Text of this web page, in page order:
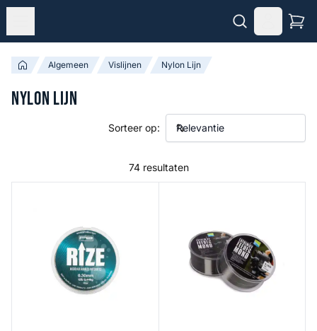
Algemeen Vislijnen Nylon Lijn
Nylon Lijn
74 resultaten
Sorteer op: